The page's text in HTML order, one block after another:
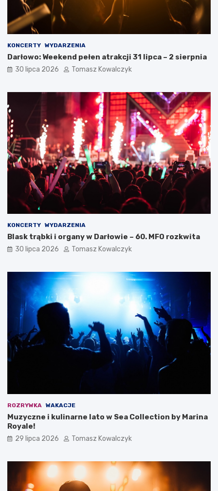
KONCERTY WYDARZENIA
Darłowo: Weekend pełen atrakcji 31 lipca – 2 sierpnia
30 lipca 2026 Tomasz Kowalczyk
KONCERTY WYDARZENIA
Blask trąbki i organy w Darłowie – 60. MFO rozkwita
30 lipca 2026 Tomasz Kowalczyk
ROZRYWKA WAKACJE
Muzyczne i kulinarne lato w Sea Collection by Marina
Royale!
29 lipca 2026 Tomasz Kowalczyk